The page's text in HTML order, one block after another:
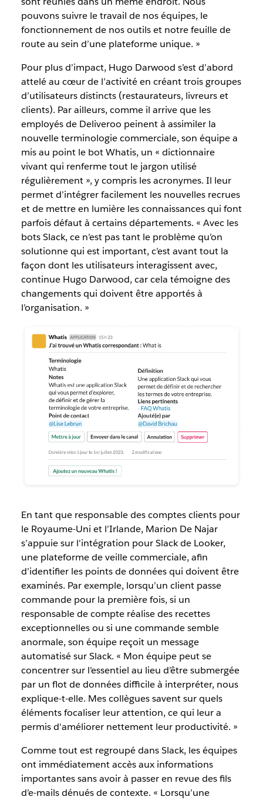
pouvons suivre le travail de nos équipes, le
fonctionnement de nos outils et notre feuille de
route au sein d’une plateforme unique. »
Pour plus d’impact, Hugo Darwood s’est d’abord
attelé au cœur de l’activité en créant trois groupes
d’utilisateurs distincts (restaurateurs, livreurs et
clients). Par ailleurs, comme il arrive que les
employés de Deliveroo peinent à assimiler la
nouvelle terminologie commerciale, son équipe a
mis au point le bot Whatis, un « dictionnaire
vivant qui renferme tout le jargon utilisé
régulièrement », y compris les acronymes. Il leur
permet d’intégrer facilement les nouvelles recrues
et de mettre en lumière les connaissances qui font
parfois défaut à certains départements. « Avec les
bots Slack, ce n’est pas tant le problème qu’on
solutionne qui est important, c’est avant tout la
façon dont les utilisateurs interagissent avec,
continue Hugo Darwood, car cela témoigne des
changements qui doivent être apportés à
l’organisation. »
En tant que responsable des comptes clients pour
le Royaume-Uni et l’Irlande, Marion De Najar
s’appuie sur l'intégration pour Slack de Looker,
une plateforme de veille commerciale, afin
d’identifier les points de données qui doivent être
examinés. Par exemple, lorsqu’un client passe
commande pour la première fois, si un
responsable de compte réalise des recettes
exceptionnelles ou si une commande semble
anormale, son équipe reçoit un message
automatisé sur Slack. « Mon équipe peut se
concentrer sur l’essentiel au lieu d’être submergée
par un flot de données difficile à interpréter, nous
explique-t-elle. Mes collègues savent sur quels
éléments focaliser leur attention, ce qui leur a
permis d'améliorer nettement leur productivité. »
Comme tout est regroupé dans Slack, les équipes
ont immédiatement accès aux informations
importantes sans avoir à passer en revue des fils
d’e-mails dénués de contexte. « Lorsqu’une